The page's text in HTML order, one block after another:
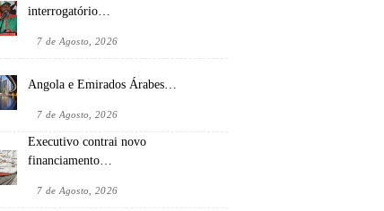
interrogatório…
7 de Agosto, 2026
Angola e Emirados Árabes…
7 de Agosto, 2026
Executivo contrai novo
financiamento…
7 de Agosto, 2026